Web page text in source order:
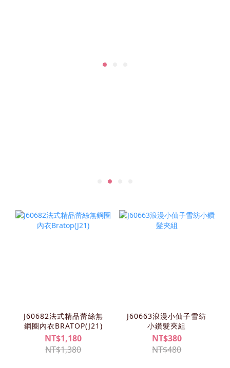
J60682法式精品蕾絲無
鋼圈內衣BRATOP(J21)
NT$1,180
NT$1,380
J60663浪漫小仙子雪紡
小鑽髮夾組
NT$380
NT$480